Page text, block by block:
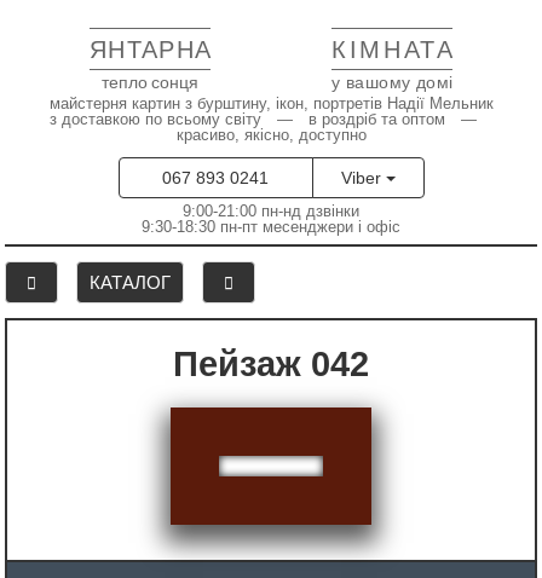
ЯНТАРНА КІМНАТА
тепло сонця у вашому домі
майстерня картин з бурштину, ікон, портретів Надії Мельник
з доставкою по всьому світу — в роздріб та оптом —
красиво, якісно, доступно
067 893 0241 Viber
9:00-21:00 пн-нд дзвінки
9:30-18:30 пн-пт месенджери і офіс
КАТАЛОГ
Пейзаж 042